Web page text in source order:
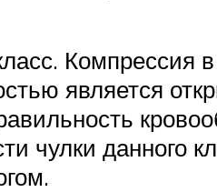
Компрессия
является
чулки данного